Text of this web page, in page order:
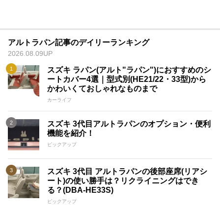
アルトラパン記事のデイリーランキング
2026.08.09UP
スズキ ラパン(アルト"ラパン")におすすめのシ
ートカバー4選｜型式別(HE21/22・33型)から
かわいくておしゃれなものまで
カーライフ
スズキ 3代目アルトラパンのオプション・便利
機能を紹介！
ピックアップ
スズキ 3代目 アルトラパンの後部座席(リアシ
ート)の使い勝手は？リクライニングはでき
る？(DBA-HE33S)
ピックアップ